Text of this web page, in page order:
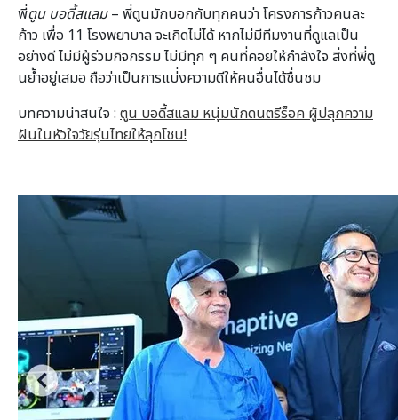
พี่ตูน บอดี้สแลม– พี่ตูนมักบอกกับทุกคนว่า โครงการก้าวคนละ
ก้าว เพื่อ 11 โรงพยาบาล จะเกิดไม่ได้ หากไม่มีทีมงานที่ดูแลเป็น
อย่างดี ไม่มีผู้ร่วมกิจกรรม ไม่มีทุก ๆ คนที่คอยให้กำลังใจ สิ่งที่พี่ตู
นย้ำอยู่เสมอ ถือว่าเป็นการแบ่่งความดีให้คนอื่นได้ชื่นชม
บทความน่าสนใจ : ตูน บอดี้สแลม หนุ่มนักดนตรีร็อค ผู้ปลุกความ
ฝันในหัวใจวัยรุ่นไทยให้ลุกโชน!